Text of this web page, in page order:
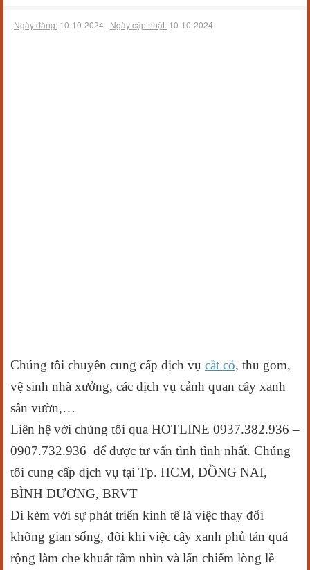
Ngày đăng: 10-10-2024 | Ngày cập nhật: 10-10-2024
Chúng tôi chuyên cung cấp dịch vụ cắt cỏ, thu gom,
vệ sinh nhà xưởng, các dịch vụ cảnh quan cây xanh
sân vườn,…
Liên hệ với chúng tôi qua HOTLINE 0937.382.936 –
0907.732.936 để được tư vấn tình tình nhất. Chúng
tôi cung cấp dịch vụ tại Tp. HCM, ĐỒNG NAI,
BÌNH DƯƠNG, BRVT
Đi kèm với sự phát triển kinh tế là việc thay đổi
không gian sống, đôi khi việc cây xanh phủ tán quá
rộng làm che khuất tầm nhìn và lấn chiếm lòng lề